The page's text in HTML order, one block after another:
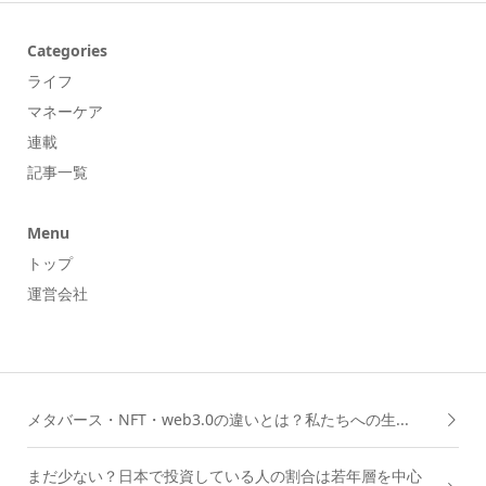
Categories
ライフ
マネーケア
連載
記事一覧
Menu
トップ
運営会社
メタバース・NFT・web3.0の違いとは？私たちへの生...
まだ少ない？日本で投資している人の割合は若年層を中心